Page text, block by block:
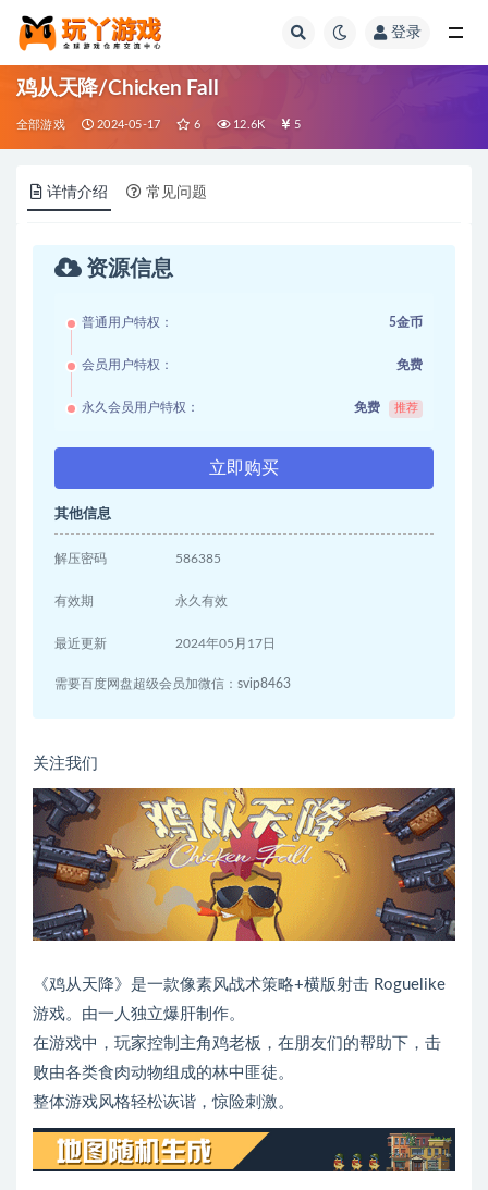
登录
鸡从天降/Chicken Fall
全部游戏 2024-05-17 6 12.6K 5
详情介绍 常见问题
资源信息
普通用户特权： 5金币
会员用户特权： 免费
永久会员用户特权： 免费 推荐
立即购买
其他信息
解压密码 586385
有效期 永久有效
最近更新 2024年05月17日
需要百度网盘超级会员加微信：svip8463
关注我们
《鸡从天降》是一款像素风战术策略+横版射击 Roguelike
游戏。由一人独立爆肝制作。
在游戏中，玩家控制主角鸡老板，在朋友们的帮助下，击
败由各类食肉动物组成的林中匪徒。
整体游戏风格轻松诙谐，惊险刺激。